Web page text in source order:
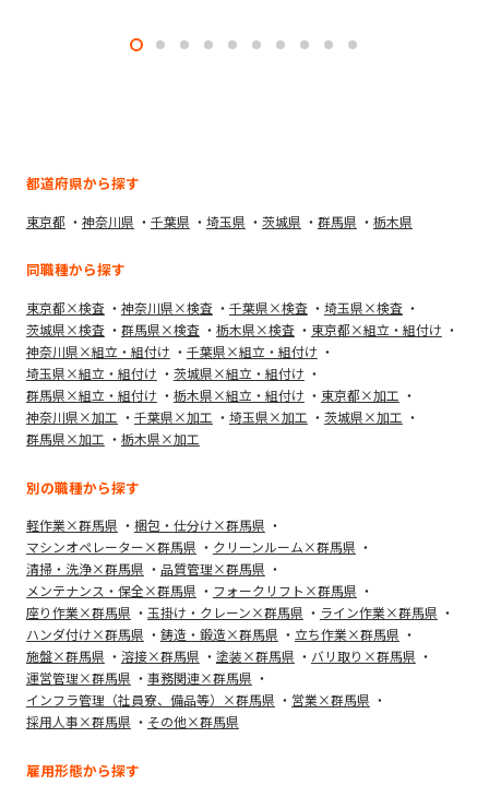
都道府県から探す
東京都 神奈川県 千葉県 埼玉県 茨城県 群馬県 栃木県
同職種から探す
東京都×検査 神奈川県×検査 千葉県×検査
埼玉県×検査
茨城県×検査
群馬県×検査 栃木県×検査
東京都×組立・組付け
神奈川県×組立・組付け
千葉県×組立・組付け
埼玉県×組立・組付け
茨城県×組立・組付け
群馬県×組立・組付け
栃木県×組立・組付け
東京都×加工
神奈川県×加工
千葉県×加工 埼玉県×加工
茨城県×加工
群馬県×加工
栃木県×加工
別の職種から探す
軽作業×群馬県
梱包・仕分け×群馬県
マシンオペレーター×群馬県
クリーンルーム×群馬県
清掃・洗浄×群馬県
品質管理×群馬県
メンテナンス・保全×群馬県
フォークリフト×群馬県
座り作業×群馬県
玉掛け・クレーン×群馬県
ライン作業×群馬県
ハンダ付け×群馬県
鋳造・鍛造×群馬県
立ち作業×群馬県
施盤×群馬県
溶接×群馬県 塗装×群馬県
バリ取り×群馬県
運営管理×群馬県
事務関連×群馬県
インフラ管理（社員寮、備品等）×群馬県
営業×群馬県
採用人事×群馬県
その他×群馬県
雇用形態から探す